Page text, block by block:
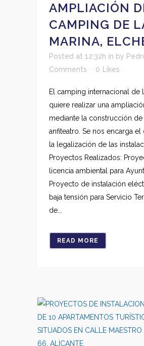
AMPLIACIÓN
CAMPING DE
MARINA,
Posted at 12:32h in by
Comments
0 Likes
El camping internacional de
quiere realizar una
mediante la construcción de
anfiteatro. Se nos encarga el
la legalización de las
Proyectos Realizados:
licencia ambiental para
Proyecto de instalación
baja tensión para Servicio
de...
READ MORE